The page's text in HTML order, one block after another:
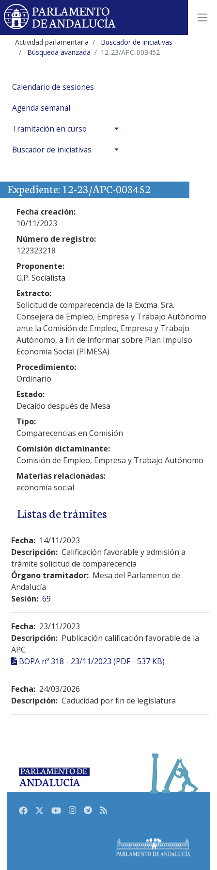
Actividad parlamentaria
Buscador de iniciativas
Búsqueda avanzada
12-23/APC-003452
Calendario de sesiones
Agenda semanal
Tramitación en curso
Buscador de iniciativas
Expediente: 12-23/APC-003452
Fecha creación:
10/11/2023
Número de registro:
122323218
Proponente:
G.P. Socialista
Extracto:
Solicitud de comparecencia de la Excma. Sra.
Consejera de Empleo, Empresa y Trabajo Autónomo
ante la Comisión de Empleo, Empresa y Trabajo
Autónomo, a fin de informar sobre Plan Impulso
Economía Social (PIMESA)
Procedimiento:
Ordinario
Estado:
Decaído después de Mesa
Tipo:
Comparecencias en Comisión
Comisión dictaminante:
Comisión de Empleo, Empresa y Trabajo Autónomo
Materias relacionadas:
economía social
Listas de trámites
Fecha: 14/11/2023
Descripción: Calificación favorable y admisión a
trámite solicitud de comparecencia
Órgano tramitador: Mesa del Parlamento de
Andalucía
Sesión: 69
Fecha: 23/11/2023
Descripción: Publicación calificación favorable de la
APC
BOPA nº 318 - 23/11/2023 (PDF - 537 KB)
Fecha: 24/03/2026
Descripción: Caducidad por fin de legislatura
FacebookTwitterYoutubeInstagram
Telegram
RSS